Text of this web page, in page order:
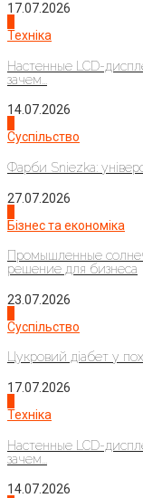
17.07.2026
Техніка
Настенные LCD-
зачем...
14.07.2026
Суспільство
Фарби Sniezka:
27.07.2026
Бізнес та економіка
Промышленные
решение для бизнеса
23.07.2026
Суспільство
Цукровий діабет у
17.07.2026
Техніка
Настенные LCD-
зачем...
14.07.2026